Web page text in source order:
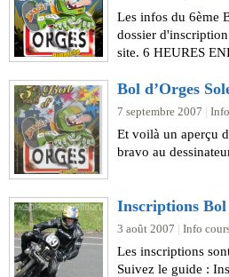
Les infos du 6ème
dossier
site. 6 HEURES
Bol d’Orges
7 septembre 2007 |
Et voilà un aperçu
bravo au
Inscriptions Bol
3 août 2007 | Info
Les inscriptions
Suivez le guide :